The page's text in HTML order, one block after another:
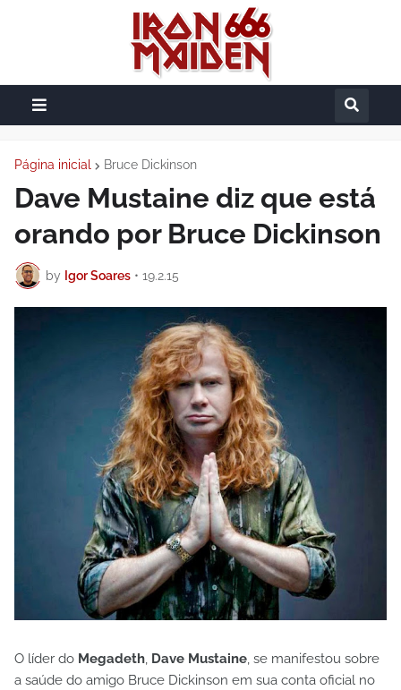
Página inicial Bruce Dickinson
Dave Mustaine diz que está
orando por Bruce Dickinson
by Igor Soares • 19.2.15
O líder do Megadeth, Dave Mustaine, se manifestou sobre
a saúde do amigo Bruce Dickinson em sua conta oficial no